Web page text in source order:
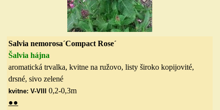
Salvia nemorosa´Compact Rose´
Šalvia hájna
aromatická trvalka, kvitne na ružovo, listy široko kopijovité,
drsné, sivo zelené
kvitne: V-VIII 0,2-0,3m
●●